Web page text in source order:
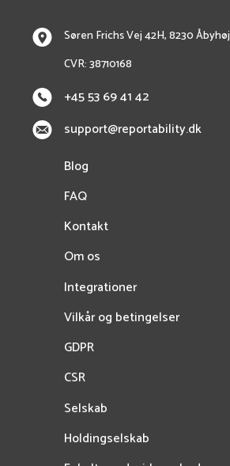
Søren Frichs Vej 42H, 8230 Åbyhøj
CVR: 38710168
+45 53 69 41 42
support@reportability.dk
Blog
FAQ
Kontakt
Om os
Integrationer
Vilkår og betingelser
GDPR
CSR
Selskab
Holdingselskab